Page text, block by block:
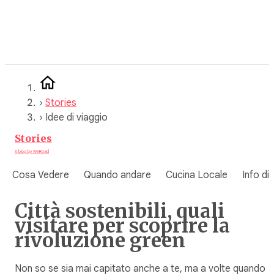
› Stories
› Idee di viaggio
Stories
A blog by WeRoad
Cosa Vedere Quando andare Cucina Locale Info di
Città sostenibili, quali
visitare per scoprire la
rivoluzione green
Non so se sia mai capitato anche a te, ma a volte quando